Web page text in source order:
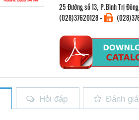
25 Đường số 13, P.Bình Trị
(028)37620128-
Hỏi đáp Đánh giá